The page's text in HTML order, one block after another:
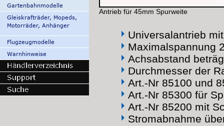
Antrieb für 45mm Spurweite
Universalantrieb
Maximalspannung
Achsabstand
Durchmesser der
Art.-Nr 85100 und
Art.-Nr 85300 für
Art.-Nr 85200 mit
Stromabnahme